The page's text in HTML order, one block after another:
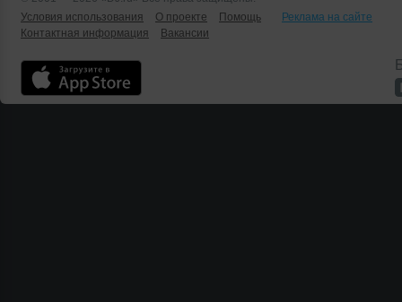
Условия использования
О проекте Помощь
Реклама на сайте
Контактная информация
Вакансии